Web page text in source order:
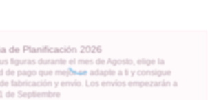
de Planificación 2026
figuras durante el mes de Agosto, elige la
de pago que mejor se adapte a ti y consigue
fabricación y envío. Los envíos empezarán a
de Septiembre